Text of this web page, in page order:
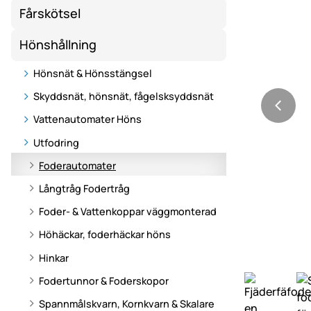
Fårskötsel
Hönshållning
Hönsnät & Hönsstängsel
Skyddsnät, hönsnät, fågelsksyddsnät
Vattenautomater Höns
Utfodring
Foderautomater
Långtråg Fodertråg
Foder- & Vattenkoppar väggmonterad
Höhäckar, foderhäckar höns
Hinkar
Fodertunnor & Foderskopor
Spannmålskvarn, Kornkvarn & Skalare